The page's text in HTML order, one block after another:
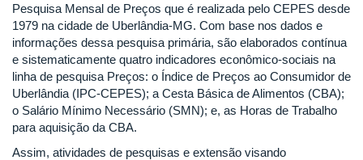
Pesquisa Mensal de Preços que é realizada pelo CEPES desde
1979 na cidade de Uberlândia-MG. Com base nos dados e
informações dessa pesquisa primária, são elaborados contínua
e sistematicamente quatro indicadores econômico-sociais na
linha de pesquisa Preços: o Índice de Preços ao Consumidor de
Uberlândia (IPC-CEPES); a Cesta Básica de Alimentos (CBA);
o Salário Mínimo Necessário (SMN); e, as Horas de Trabalho
para aquisição da CBA.
Assim, atividades de pesquisas e extensão visando